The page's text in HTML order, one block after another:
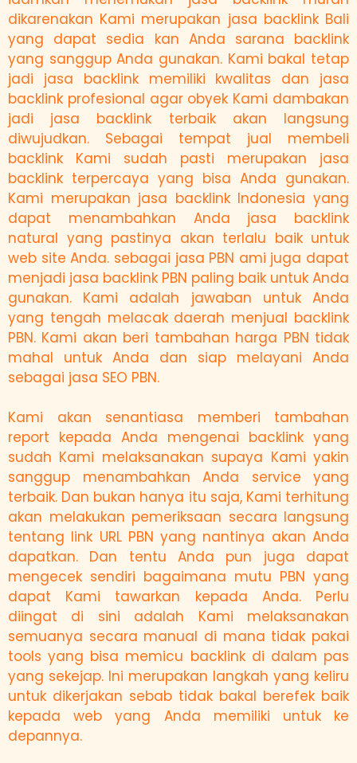
dikarenakan Kami merupakan jasa backlink Bali
yang dapat sedia kan Anda sarana backlink
yang sanggup Anda gunakan. Kami bakal tetap
jadi jasa backlink memiliki kwalitas dan jasa
backlink profesional agar obyek Kami dambakan
jadi jasa backlink terbaik akan langsung
diwujudkan. Sebagai tempat jual membeli
backlink Kami sudah pasti merupakan jasa
backlink terpercaya yang bisa Anda gunakan.
Kami merupakan jasa backlink Indonesia yang
dapat menambahkan Anda jasa backlink
natural yang pastinya akan terlalu baik untuk
web site Anda. sebagai jasa PBN ami juga dapat
menjadi jasa backlink PBN paling baik untuk Anda
gunakan. Kami adalah jawaban untuk Anda
yang tengah melacak daerah menjual backlink
PBN. Kami akan beri tambahan harga PBN tidak
mahal untuk Anda dan siap melayani Anda
sebagai jasa SEO PBN.
Kami akan senantiasa memberi tambahan
report kepada Anda mengenai backlink yang
sudah Kami melaksanakan supaya Kami yakin
sanggup menambahkan Anda service yang
terbaik. Dan bukan hanya itu saja, Kami terhitung
akan melakukan pemeriksaan secara langsung
tentang link URL PBN yang nantinya akan Anda
dapatkan. Dan tentu Anda pun juga dapat
mengecek sendiri bagaimana mutu PBN yang
dapat Kami tawarkan kepada Anda. Perlu
diingat di sini adalah Kami melaksanakan
semuanya secara manual di mana tidak pakai
tools yang bisa memicu backlink di dalam pas
yang sekejap. Ini merupakan langkah yang keliru
untuk dikerjakan sebab tidak bakal berefek baik
kepada web yang Anda memiliki untuk ke
depannya.